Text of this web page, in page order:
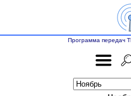
Программа передач